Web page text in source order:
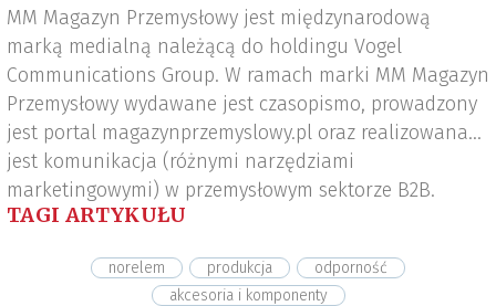
MM Magazyn Przemysłowy jest międzynarodową
marką medialną należącą do holdingu Vogel
Communications Group. W ramach marki MM Magazyn
Przemysłowy wydawane jest czasopismo, prowadzony
jest portal magazynprzemyslowy.pl oraz realizowana
jest komunikacja (różnymi narzędziami
marketingowymi) w przemysłowym sektorze B2B.
TAGI ARTYKUŁU
norelem produkcja
odporność
akcesoria i komponenty